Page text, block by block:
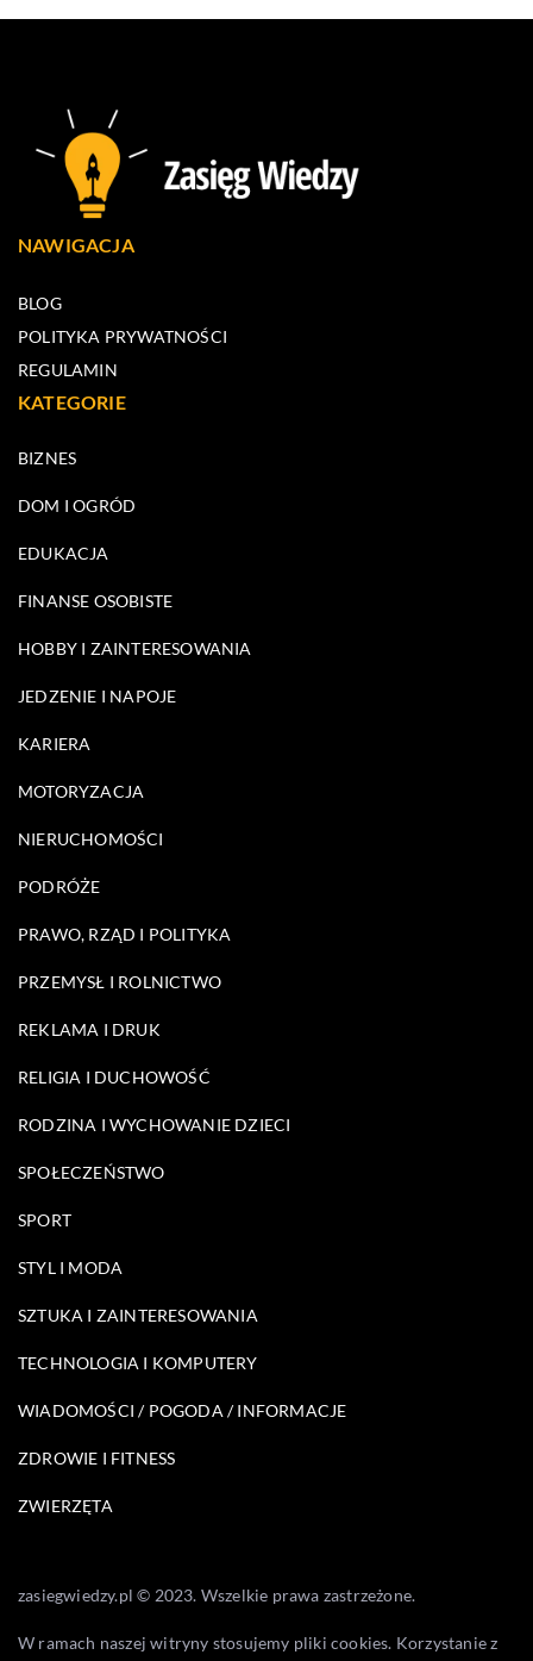
NAWIGACJA
BLOG
POLITYKA PRYWATNOŚCI
REGULAMIN
KATEGORIE
BIZNES
DOM I OGRÓD
EDUKACJA
FINANSE OSOBISTE
HOBBY I ZAINTERESOWANIA
JEDZENIE I NAPOJE
KARIERA
MOTORYZACJA
NIERUCHOMOŚCI
PODRÓŻE
PRAWO, RZĄD I POLITYKA
PRZEMYSŁ I ROLNICTWO
REKLAMA I DRUK
RELIGIA I DUCHOWOŚĆ
RODZINA I WYCHOWANIE DZIECI
SPOŁECZEŃSTWO
SPORT
STYL I MODA
SZTUKA I ZAINTERESOWANIA
TECHNOLOGIA I KOMPUTERY
WIADOMOŚCI / POGODA / INFORMACJE
ZDROWIE I FITNESS
ZWIERZĘTA
zasiegwiedzy.pl © 2023. Wszelkie prawa zastrzeżone.
W ramach naszej witryny stosujemy pliki cookies. Korzystanie z